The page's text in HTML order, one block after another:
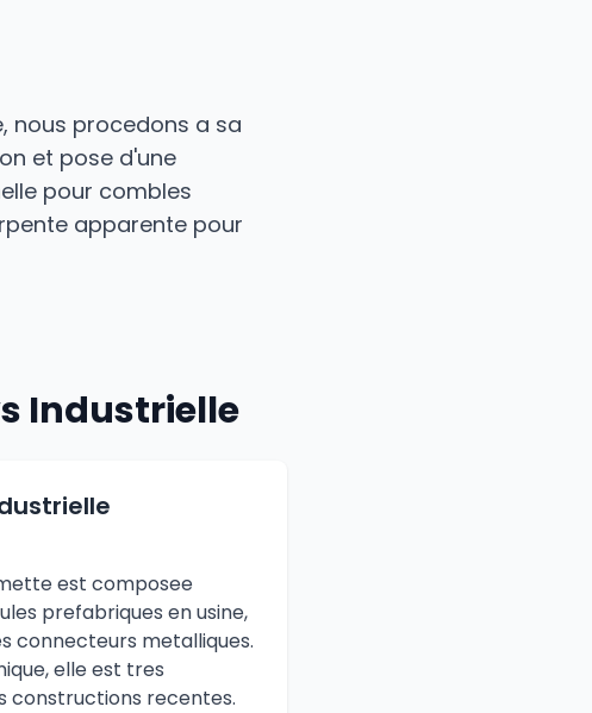
nous procedons a sa
et pose d'une
pour combles
apparente pour
Industrielle
est composee
prefabriques en usine,
connecteurs metalliques.
elle est tres
constructions recentes.